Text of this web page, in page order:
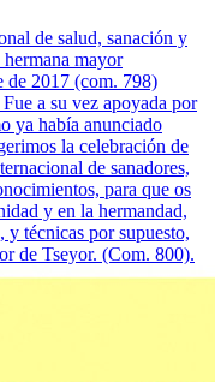
de salud, sanación y
mayor
de 2017 (com. 798)
a su vez apoyada por
ya había anunciado
la celebración de
de sanadores,
para que os
y en la hermandad,
y técnicas por supuesto,
de Tseyor. (Com. 800).